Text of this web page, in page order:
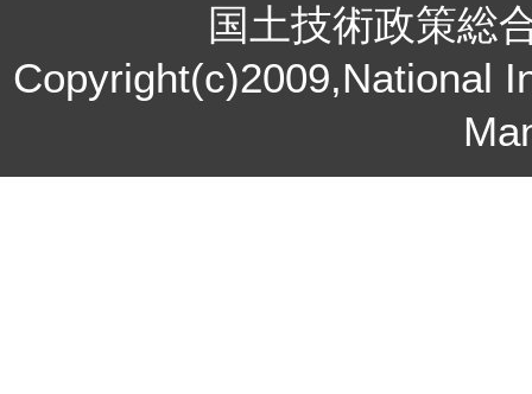
国土技術政策
Copyright(c)2009,National